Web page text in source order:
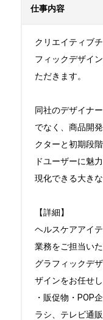
仕事内容
クリエイティブ
フィックデザイ
ただきます。
同社のデザイナ
でなく、商品開
クターと初期段
ドユーザーに魅
現化できる大き
【詳細】
ヘルスケアアイ
業務をご担当いた
グラフィックデ
ザインをお任せし
・販促物・POP
ラシ、テレビ通